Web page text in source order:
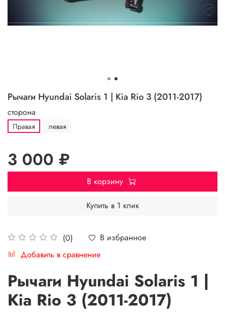
Рычаги Hyundai Solaris 1 | Kia Rio 3 (2011-2017)
(0)
В избранное
Добавить в сравнение
сторона
Правая левая
3 000 ₽
В корзину
Купить в 1 клик
Рычаги Hyundai Solaris 1 |
Kia Rio 3 (2011-2017)